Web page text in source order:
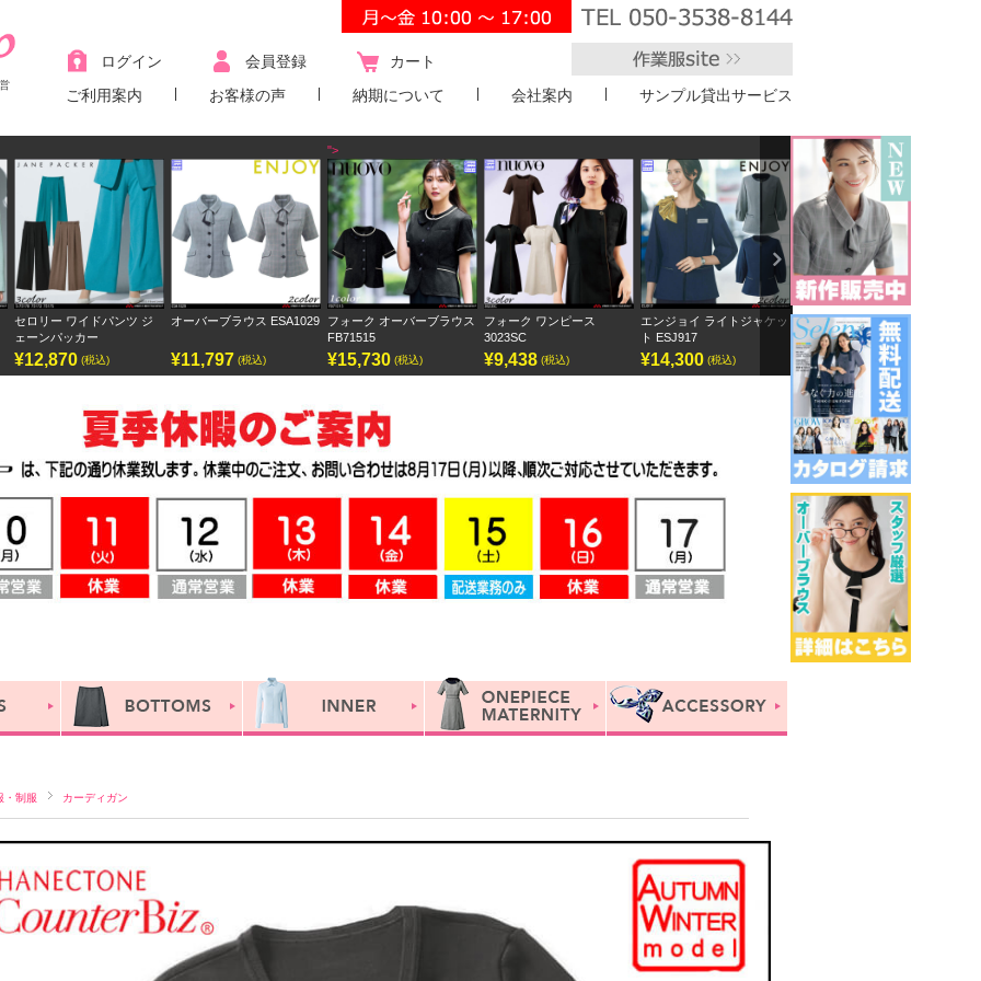
ログイン 会員登録
カート
ご利用案内
お客様の声 納期について 会社案内 サンプル貸出サービス
オーバーブラウス ESA1029
¥11,797 (税込)
フォーク オーバーブラウス
¥15,730 (税込)
フォーク ワンピース
3023SC
¥9,438 (税込)
エンジョイ ライトジャケッ
ト ESJ917
¥14,300 (税込)
ボンオフィス キュロット
AC3217
¥9,295 (税込)
半袖オーバーブラウス
GOBL-2602
¥12,155 (税込)
Next
・制服 カーディガン